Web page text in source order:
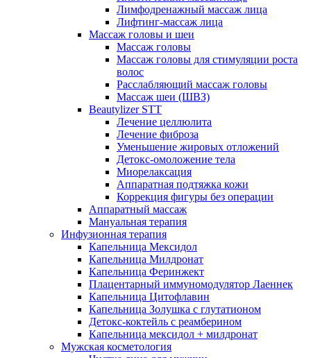
Лимфодренажный массаж лица
Лифтинг-массаж лица
Массаж головы и шеи
Массаж головы
Массаж головы для стимуляции роста
волос
Расслабляющий массаж головы
Массаж шеи (ШВЗ)
Beautylizer STT
Лечение целлюлита
Лечение фиброза
Уменьшение жировых отложений
Детокс-омоложение тела
Миорелаксация
Аппаратная подтяжка кожи
Коррекция фигуры без операции
Аппаратный массаж
Мануальная терапия
Инфузионная терапия
Капельница Мексидол
Капельница Милдронат
Капельница Феринжект
Плацентарный иммуномодулятор Лаеннек
Капельница Цитофлавин
Капельница Золушка с глутатионом
Детокс-коктейль с реамберином
Капельница мексидол + милдронат
Мужская косметология